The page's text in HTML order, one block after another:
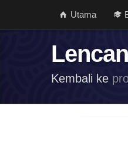
Utama
Kembali ke